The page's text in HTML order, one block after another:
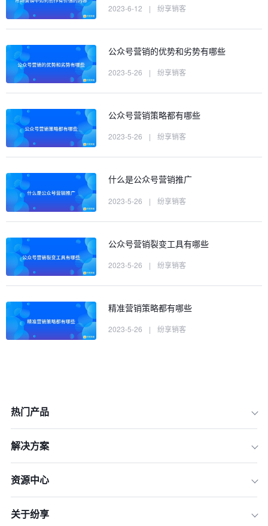
2023-6-12 | 纷享销客
公众号营销的优势和劣势有哪些
2023-5-26 | 纷享销客
公众号营销策略都有哪些
2023-5-26 | 纷享销客
什么是公众号营销推广
2023-5-26 | 纷享销客
公众号营销裂变工具有哪些
2023-5-26 | 纷享销客
精准营销策略都有哪些
2023-5-26 | 纷享销客
热门产品
解决方案
资源中心
关于纷享